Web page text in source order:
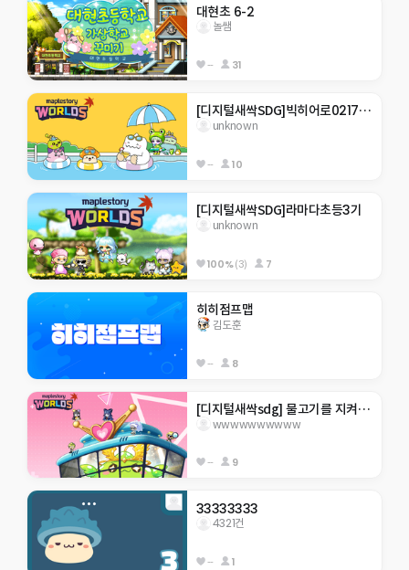
대현초 6-2
놀쌤
-- 31
[디지털새싹SDG]빅히어로0217 한라대 재미있는 게임맵  . ..을 깰수있을거라 생각하나
unknown
-- 10
[디지털새싹SDG]라마다초등3기
unknown
100%(3) 7
히히점프맵
김도훈
-- 8
[디지털새싹sdg] 물고기를 지켜주새오 ㅎㅎ
wwwwwwwwww
-- 9
33333333
4321건
-- 1